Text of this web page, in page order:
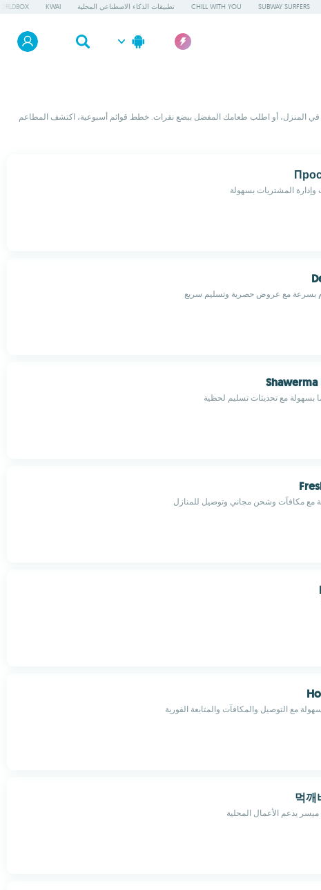
SUBWAY SURFERS
CHILL WITH YOU تطبيقات الذكاء الاصطناعي المحلية KWAI
المنزل، أو اطلب طعامك المفضل ببضع نقرات. خطط قوائم أسبوعية، اكتشف المطاعم
وإدارة المشتريات بسهولة
بسرعة مع عروض حصرية وتسليم سريع
بسهولة مع تحديثات تسليم لحظية
مع مكافآت وشحن مجاني وتوصيل للمنازل
مع التوصيل والمكافآت والمتابعة الفورية
먹깨
يدعم الأعمال المحلية